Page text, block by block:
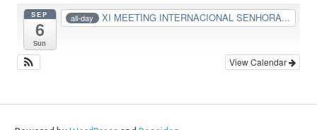
v
SEP
6
Sun
all-day XI MEETING INTERNACIONAL SENHORA...
View Calendar